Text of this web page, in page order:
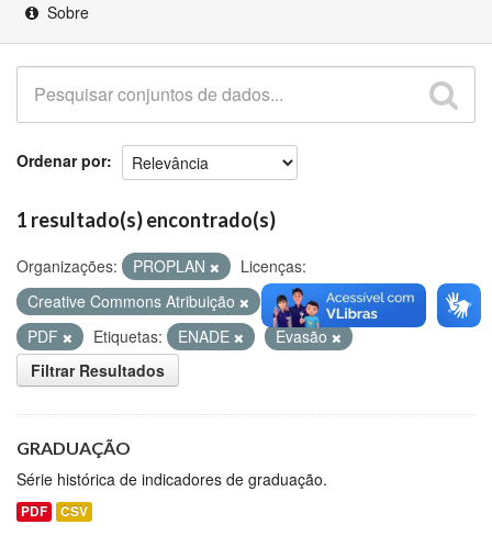
Sobre
Ordenar por
1 resultado(s) encontrado(s)
Organizações: PROPLAN
Licenças:
Creative Commons Atribuição
Formatos:
CSV
PDF
Etiquetas: ENADE
Evasão
Filtrar Resultados
GRADUAÇÃO
Série histórica de indicadores de graduação.
PDF CSV